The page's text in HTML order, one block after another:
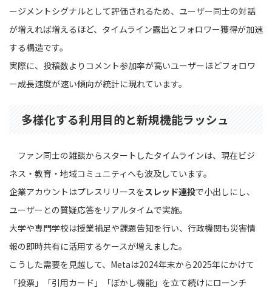
ージメントシグナルとして評価されるため、ユーザー同士の対話
が増えれば増えるほど、タイムライン露出とフォロワー獲得が加速
する構造です。
実際に、投稿数よりコメント参加率が高いユーザーほどフォロワ
ー成長速度が速い傾向が統計に現れています。
多様化する利用目的と新規機能ラッシュ
ファン同士の雑談からスタートしたタイムラインは、現在ビジ
ネス・教育・地域コミュニティへも波及しています。
企業アカウントはプレスリリースをスレッド連投で小出しにし、
ユーザーとの質疑応答をリアルタイムで実施。
大学や専門学校は授業補足や課題告知を行い、行政機関も災害情
報の即時共有に活用するケースが増えました。
こうした需要を見越して、Metaは2024年末から2025年にかけて
「投票」「引用カード」「ぼかし機能」を立て続けにローンチ